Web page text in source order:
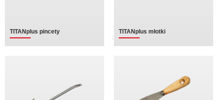
TITANplus pincety TITANplus młotki